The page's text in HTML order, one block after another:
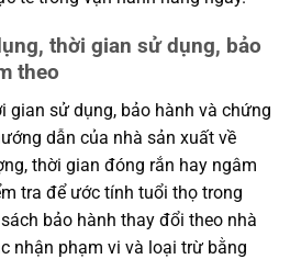
thời gian sử dụng, bảo
theo
gian sử dụng, bảo hành và chứng
dẫn của nhà sản xuất về
thời gian đóng rắn hay ngâm
tra để ước tính tuổi thọ trong
bảo hành thay đổi theo nhà
nhận phạm vi và loại trừ bằng